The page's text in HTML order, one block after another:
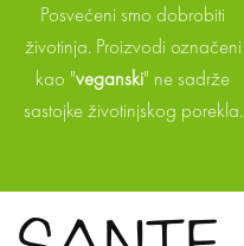
Posvećeni smo dobrobiti
životinja. Proizvodi označeni
kao "veganski" ne sadrže
sastojke životinjskog porekla.